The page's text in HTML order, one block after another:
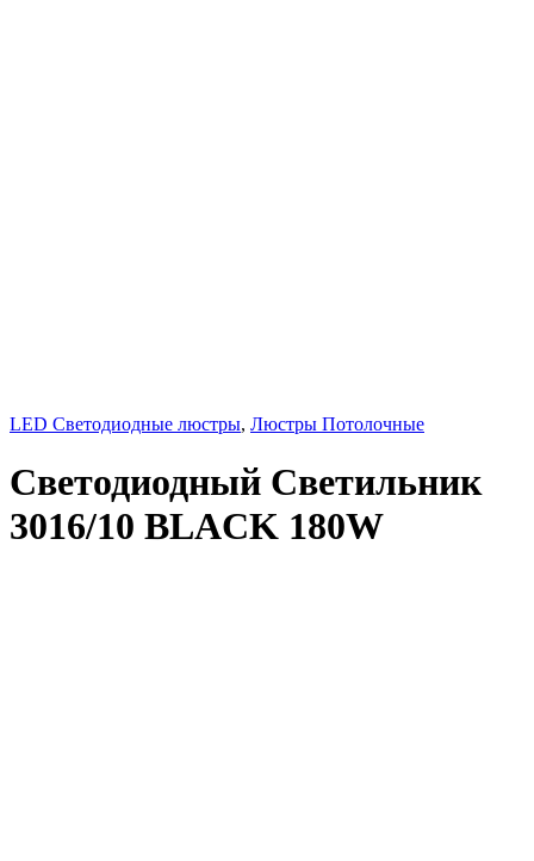
LED Светодиодные люстры, Люстры Потолочные
Светодиодный Светильник
3016/10 BLACK 180W